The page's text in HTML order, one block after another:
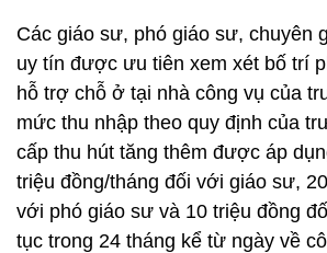
Các giáo sư, phó giáo sư, chuyên
uy tín được ưu tiên xem xét bố trí
hỗ trợ chỗ ở tại nhà công vụ của
mức thu nhập theo quy định của
cấp thu hút tăng thêm được áp
triệu đồng/tháng đối với giáo sư,
với phó giáo sư và 10 triệu đồng
tục trong 24 tháng kể từ ngày về